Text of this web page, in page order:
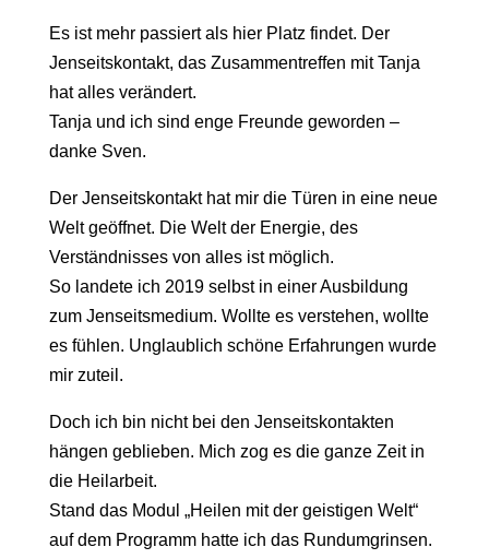
Es ist mehr passiert als hier Platz findet. Der
Jenseitskontakt, das Zusammentreffen mit Tanja
hat alles verändert.
Tanja und ich sind enge Freunde geworden –
danke Sven.
Der Jenseitskontakt hat mir die Türen in eine neue
Welt geöffnet. Die Welt der Energie, des
Verständnisses von alles ist möglich.
So landete ich 2019 selbst in einer Ausbildung
zum Jenseitsmedium. Wollte es verstehen, wollte
es fühlen. Unglaublich schöne Erfahrungen wurde
mir zuteil.
Doch ich bin nicht bei den Jenseitskontakten
hängen geblieben. Mich zog es die ganze Zeit in
die Heilarbeit.
Stand das Modul „Heilen mit der geistigen Welt“
auf dem Programm hatte ich das Rundumgrinsen.